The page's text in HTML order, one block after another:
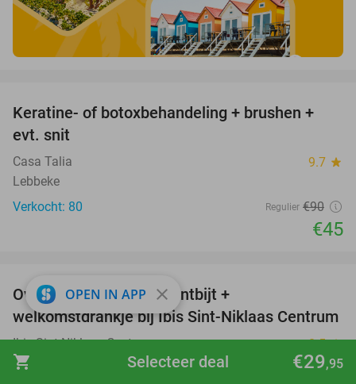
shopping_cart €29,95
Selecteer deal
50%
Keratine- of botoxbehandeling + brushen +
evt. snit
Casa Talia 9.7 star
Lebbeke
Verkocht: 80
Regulier €90
€45
Overnachting voor 2 + ontbijt +
welkomstdrankje bij Ibis Sint-Niklaas Centrum
Ibis Sint-Niklaas Centrum 8.5star
Sint-Niklaas
OPEN IN APP close